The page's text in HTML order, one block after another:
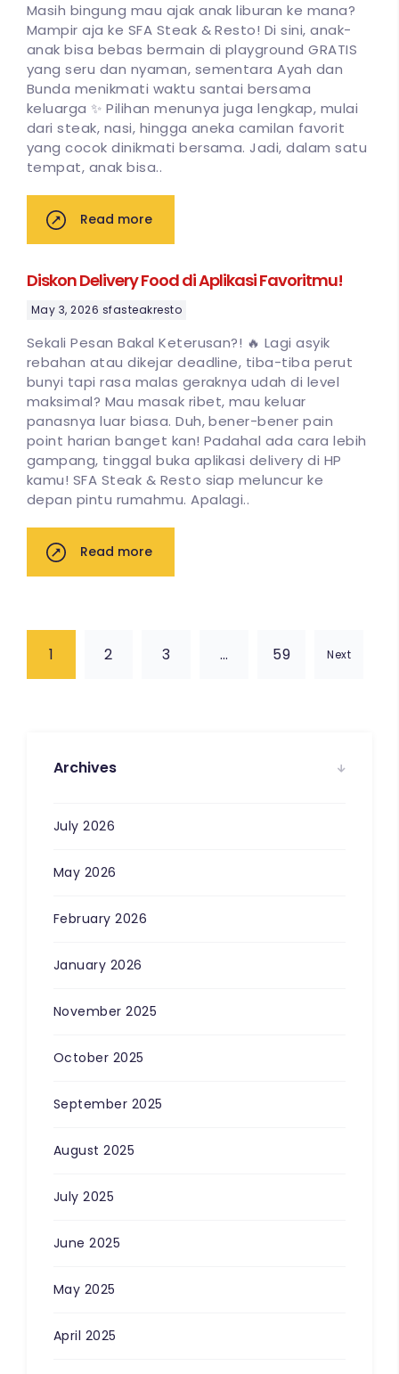
Masih bingung mau ajak anak liburan ke mana?
Mampir aja ke SFA Steak & Resto! Di sini, anak-
anak bisa bebas bermain di playground GRATIS
yang seru dan nyaman, sementara Ayah dan
Bunda menikmati waktu santai bersama
keluarga ✨ Pilihan menunya juga lengkap, mulai
dari steak, nasi, hingga aneka camilan favorit
yang cocok dinikmati bersama. Jadi, dalam satu
tempat, anak bisa..
Read more
Diskon Delivery Food di Aplikasi Favoritmu!
May 3, 2026 sfasteakresto
Sekali Pesan Bakal Keterusan?! 🔥 Lagi asyik
rebahan atau dikejar deadline, tiba-tiba perut
bunyi tapi rasa malas geraknya udah di level
maksimal? Mau masak ribet, mau keluar
panasnya luar biasa. Duh, bener-bener pain
point harian banget kan! Padahal ada cara lebih
gampang, tinggal buka aplikasi delivery di HP
kamu! SFA Steak & Resto siap meluncur ke
depan pintu rumahmu. Apalagi..
Read more
1 2 3 … 59 Next
Archives
July 2026
May 2026
February 2026
January 2026
November 2025
October 2025
September 2025
August 2025
July 2025
June 2025
May 2025
April 2025